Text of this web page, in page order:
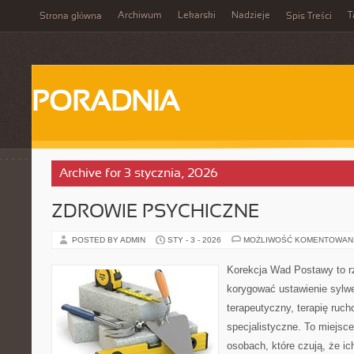
Strona główna Archiwum Lekarski Nadzieje Spis Treści
PORADNIA
Archive for 3 stycznia, 2026
ZDROWIE PSYCHICZNE
POSTED BY ADMIN STY - 3 - 2026 MOŻLIWOŚĆ
Korekcja Wad Postawy to
korygować ustawienie
terapeutyczny, terapię
specjalistyczne. To
osobach, które czują, że